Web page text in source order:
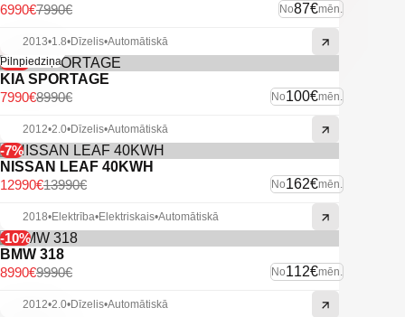
No87€mēn.
7990€
6990€
2013•1.8•Dīzelis•Automātiskā
-11%
Pilnpiedziņa
KIA SPORTAGE
No100€mēn.
8990€
7990€
2012•2.0•Dīzelis•Automātiskā
-7%
NISSAN LEAF 40KWH
No162€mēn.
13990€
12990€
2018•Elektrība•Elektriskais•Automātiskā
-10%
BMW 318
No112€mēn.
9990€
8990€
2012•2.0•Dīzelis•Automātiskā